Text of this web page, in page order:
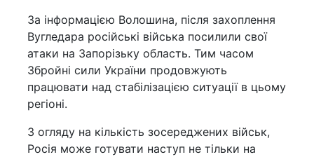
За інформацією Волошина, після захоплення
Вугледара російські війська посилили свої
атаки на Запорізьку область. Тим часом
Збройні сили України продовжують
працювати над стабілізацією ситуації в цьому
регіоні.
З огляду на кількість зосереджених військ,
Росія може готувати наступ не тільки на